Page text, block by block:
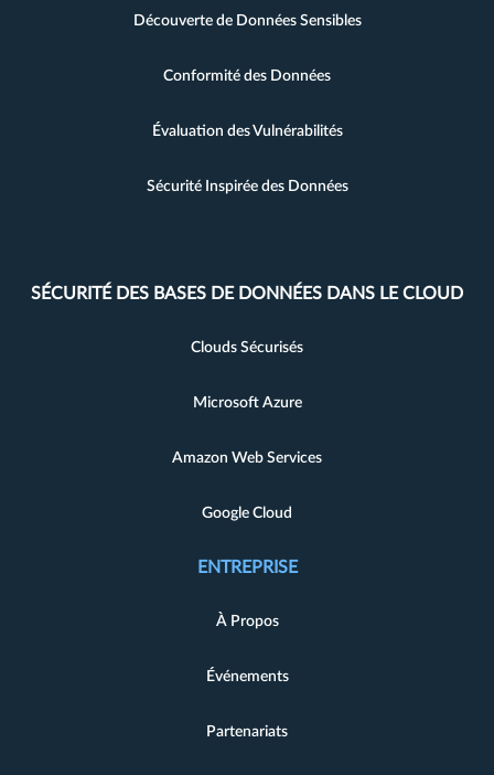
Découverte de Données Sensibles
Conformité des Données
Évaluation des Vulnérabilités
Sécurité Inspirée des Données
SÉCURITÉ DES BASES DE DONNÉES DANS LE CLOUD
Clouds Sécurisés
Microsoft Azure
Amazon Web Services
Google Cloud
ENTREPRISE
À Propos
Événements
Partenariats